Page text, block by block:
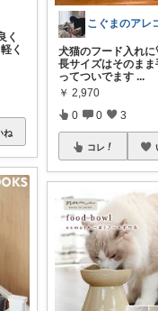
く
く
ね
こぐまのアレ
犬猫のフード入れに
長サイズはそのまま
ってついでます ...
￥ 2,970
0 0 3
コレ